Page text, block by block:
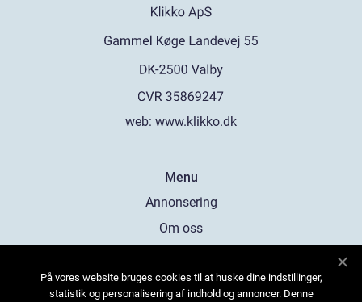
web: www.klikko.dk
Menu
Annonsering
Om oss
Kontakta oss
På vores website bruges cookies til at huske dine indstillinger,
statistik og personalisering af indhold og annoncer. Denne